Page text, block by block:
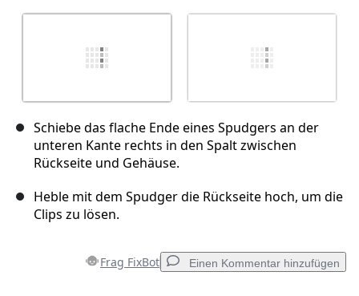
Schiebe das flache Ende eines Spudgers an der
unteren Kante rechts in den Spalt zwischen
Rückseite und Gehäuse.
Heble mit dem Spudger die Rückseite hoch, um die
Clips zu lösen.
Frag FixBot Einen Kommentar hinzufügen